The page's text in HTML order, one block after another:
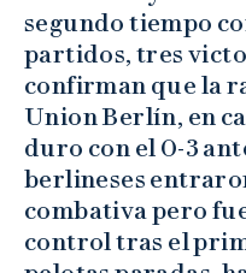
segundo tiempo
partidos, tres
confirman que la
Union Berlín, en
duro con el 0-3
berlineses
combativa pero
control tras el